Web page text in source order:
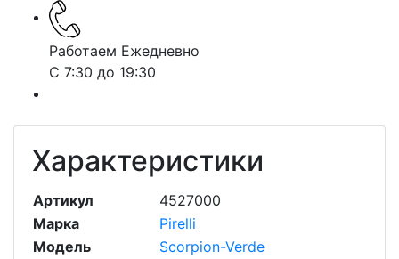
Работаем Ежедневно
С 7:30 до 19:30
Характеристики
Артикул
4527000
Марка
Pirelli
Модель
Scorpion-Verde